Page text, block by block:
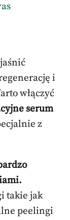
i
włączyć
serum
z
takie jak
peelingi